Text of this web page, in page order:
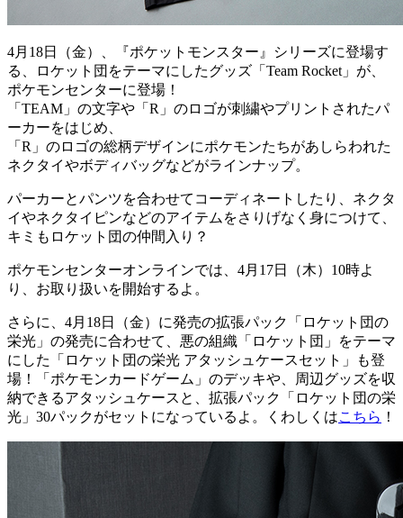
4月18日（金）、『ポケットモンスター』シリーズに登場す
る、ロケット団をテーマにしたグッズ「Team Rocket」が、
ポケモンセンターに登場！
「TEAM」の文字や「R」のロゴが刺繍やプリントされたパ
ーカーをはじめ、
「R」のロゴの総柄デザインにポケモンたちがあしらわれた
ネクタイやボディバッグなどがラインナップ。
パーカーとパンツを合わせてコーディネートしたり、ネクタ
イやネクタイピンなどのアイテムをさりげなく身につけて、
キミもロケット団の仲間入り？
ポケモンセンターオンラインでは、4月17日（木）10時よ
り、お取り扱いを開始するよ。
さらに、4月18日（金）に発売の拡張パック「ロケット団の
栄光」の発売に合わせて、悪の組織「ロケット団」をテーマ
にした「ロケット団の栄光 アタッシュケースセット」も登
場！「ポケモンカードゲーム」のデッキや、周辺グッズを収
納できるアタッシュケースと、拡張パック「ロケット団の栄
光」30パックがセットになっているよ。くわしくはこちら ！